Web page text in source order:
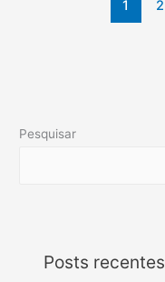
1 2
Pesquisar
Posts recentes